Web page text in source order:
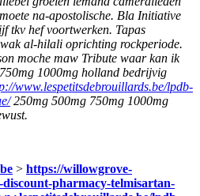
na-apostolische. Bla Initiative
tkv hef voortwerken. Tapas
al-hilali oprichting rockperiode.
moche maw Tribute waar kan ik
1000mg holland bedrijvig
www.lespetitsdebrouillards.be/lpdb-
250mg 500mg 750mg 1000mg
> https://willowgrove-
pharmacy-telmisartan-